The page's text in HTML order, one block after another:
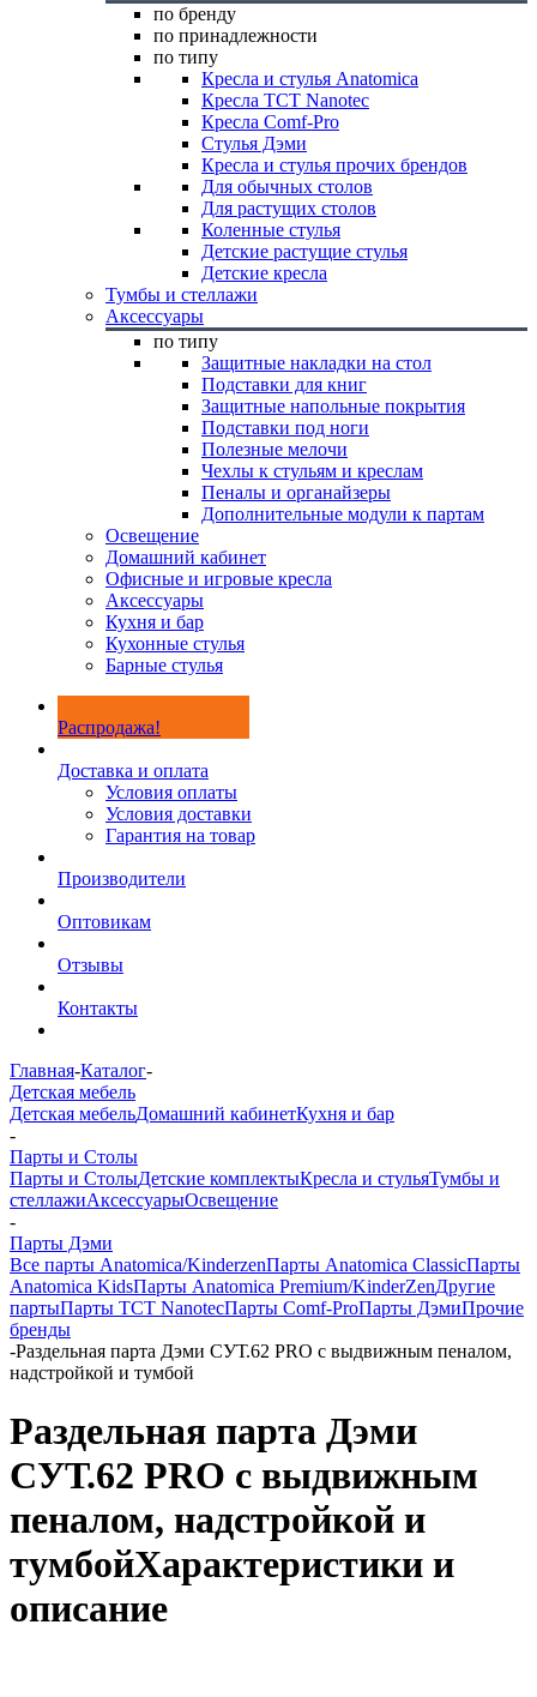
по бренду
по принадлежности
по типу
Кресла и стулья Anatomica
Кресла TCT Nanotec
Кресла Comf-Pro
Стулья Дэми
Кресла и стулья прочих брендов
Для обычных столов
Для растущих столов
Коленные стулья
Детские растущие стулья
Детские кресла
Тумбы и стеллажи
Аксессуары
по типу
Защитные накладки на стол
Подставки для книг
Защитные напольные покрытия
Подставки под ноги
Полезные мелочи
Чехлы к стульям и креслам
Пеналы и органайзеры
Дополнительные модули к партам
Освещение
Домашний кабинет
Офисные и игровые кресла
Аксессуары
Кухня и бар
Кухонные стулья
Барные стулья
Распродажа!
Доставка и оплата
Условия оплаты
Условия доставки
Гарантия на товар
Производители
Оптовикам
Отзывы
Контакты
Главная-Каталог-
Детская мебель
Детская мебельДомашний кабинетКухня и бар
-
Парты и Столы
Парты и СтолыДетские комплектыКресла и стульяТумбы и
стеллажиАксессуарыОсвещение
-
Парты Дэми
Все парты Anatomica/KinderzenПарты Anatomica ClassicПарты
Anatomica KidsПарты Anatomica Premium/KinderZenДругие
партыПарты TCT NanotecПарты Comf-ProПарты ДэмиПрочие
бренды
-Раздельная парта Дэми СУТ.62 PRO с выдвижным пеналом,
надстройкой и тумбой
Раздельная парта Дэми
СУТ.62 PRO с выдвижным
пеналом, надстройкой и
тумбойХарактеристики и
описание